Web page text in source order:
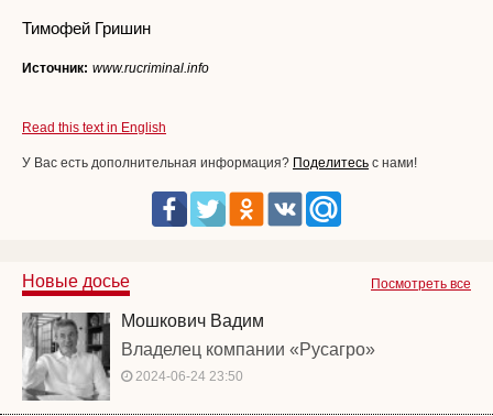
Тимофей Гришин
Источник: www.rucriminal.info
Read this text in English
У Вас есть дополнительная информация? Поделитесь с нами!
Посмотреть все
Новые досье
Мошкович Вадим
Владелец компании «Русагро»
2024-06-24 23:50